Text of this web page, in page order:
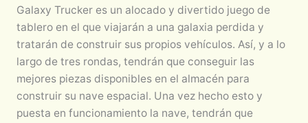
Galaxy Trucker es un alocado y divertido juego de
tablero en el que viajarán a una galaxia perdida y
tratarán de construir sus propios vehículos. Así, y a lo
largo de tres rondas, tendrán que conseguir las
mejores piezas disponibles en el almacén para
construir su nave espacial. Una vez hecho esto y
puesta en funcionamiento la nave, tendrán que